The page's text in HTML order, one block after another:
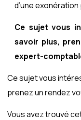
d’une
Ce sujet vous
savoir plus,
expert-
Ce sujet vous
prenez un rendez
Vous avez trouvé